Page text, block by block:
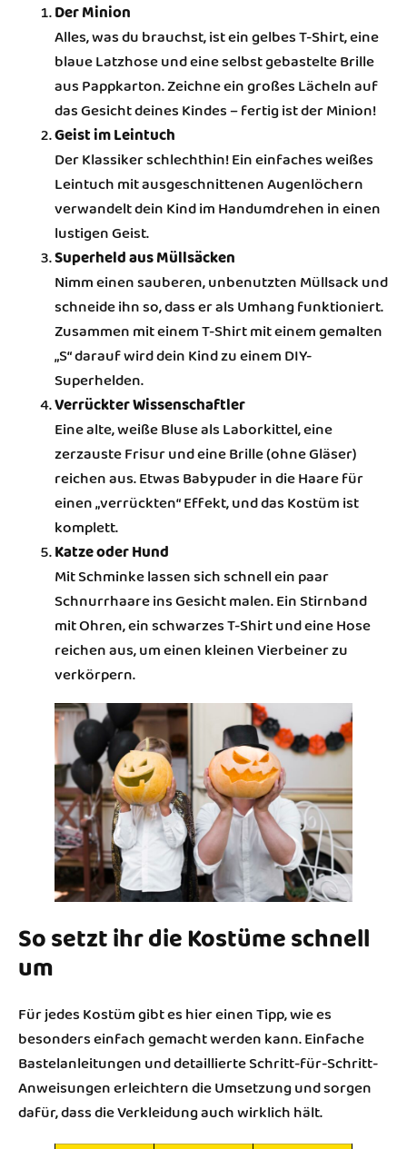
Der Minion
Alles, was du brauchst, ist ein gelbes T-Shirt, eine
blaue Latzhose und eine selbst gebastelte Brille
aus Pappkarton. Zeichne ein großes Lächeln auf
das Gesicht deines Kindes – fertig ist der Minion!
Geist im Leintuch
Der Klassiker schlechthin! Ein einfaches weißes
Leintuch mit ausgeschnittenen Augenlöchern
verwandelt dein Kind im Handumdrehen in einen
lustigen Geist.
Superheld aus Müllsäcken
Nimm einen sauberen, unbenutzten Müllsack und
schneide ihn so, dass er als Umhang funktioniert.
Zusammen mit einem T-Shirt mit einem gemalten
„S“ darauf wird dein Kind zu einem DIY-
Superhelden.
Verrückter Wissenschaftler
Eine alte, weiße Bluse als Laborkittel, eine
zerzauste Frisur und eine Brille (ohne Gläser)
reichen aus. Etwas Babypuder in die Haare für
einen „verrückten“ Effekt, und das Kostüm ist
komplett.
Katze oder Hund
Mit Schminke lassen sich schnell ein paar
Schnurrhaare ins Gesicht malen. Ein Stirnband
mit Ohren, ein schwarzes T-Shirt und eine Hose
reichen aus, um einen kleinen Vierbeiner zu
verkörpern.
So setzt ihr die Kostüme schnell
um
Für jedes Kostüm gibt es hier einen Tipp, wie es
besonders einfach gemacht werden kann. Einfache
Bastelanleitungen und detaillierte Schritt-für-Schritt-
Anweisungen erleichtern die Umsetzung und sorgen
dafür, dass die Verkleidung auch wirklich hält.